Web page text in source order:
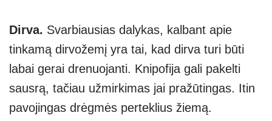
Dirva. Svarbiausias dalykas, kalbant apie
tinkamą dirvožemį yra tai, kad dirva turi būti
labai gerai drenuojanti. Knipofija gali pakelti
sausrą, tačiau užmirkimas jai pražūtingas. Itin
pavojingas drėgmės perteklius žiemą.